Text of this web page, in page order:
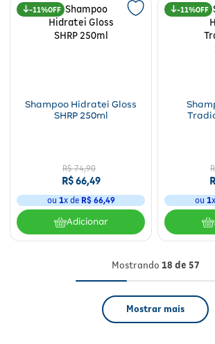
11%
Shampoo Hidratei Gloss
SHRP 250ml
R$ 74,90
R$66,49
ou 1x de R$ 66,49
Adicionar
11%
ou 1
Mostrando 18 de 57
Mostrar mais